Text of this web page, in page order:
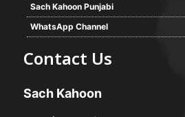
Sach Kahoon Punjabi
WhatsApp Channel
Contact Us
Sach Kahoon